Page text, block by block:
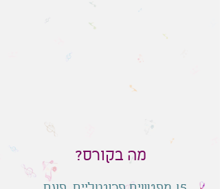
מה בקורס?